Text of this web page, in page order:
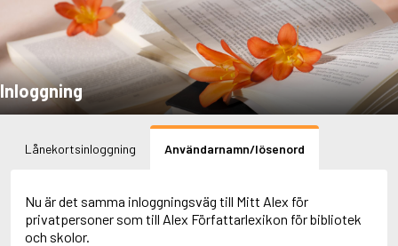
Inloggning
Lånekortsinloggning Användarnamn/lösenord
Nu är det samma inloggningsväg till Mitt Alex för
privatpersoner som till Alex Författarlexikon för bibliotek
och skolor.